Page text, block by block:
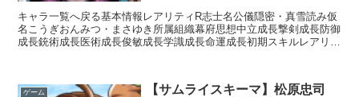
キャラ一覧へ戻る基本情報レアリティR志士名公儀隠密・真雪読み仮
名こうぎおんみつ・まさゆき所属組織幕府思想中立成長撃剣成長防御
成長銃術成長医術成長俊敏成長学識成長命運成長初期スキルレアリテ
ゲーム
【サムライスキーマ】松原忠司